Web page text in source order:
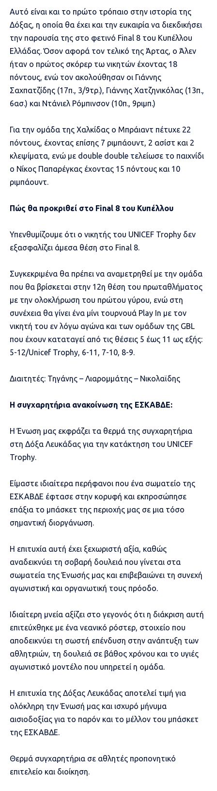
Αυτό είναι και το πρώτο τρόπαιο στην ιστορία της
Δόξας, η οποία θα έχει και την ευκαιρία να διεκδικήσει
την παρουσία της στο φετινό Final 8 του Κυπέλλου
Ελλάδας. Όσον αφορά τον τελικό της Άρτας, ο Άλεν
ήταν ο πρώτος σκόρερ τω νικητών έχοντας 18
πόντους, ενώ τον ακολούθησαν οι Γιάννης
Σαχπατζίδης (17π., 3/9τρ.), Γιάννης Χατζηνικόλας (13π.,
6ασ.) και Ντάνιελ Ρόμπινσον (10π., 9ριμπ.)
Για την ομάδα της Χαλκίδας ο Μπράιαντ πέτυχε 22
πόντους, έχοντας επίσης 7 ριμπάουντ, 2 ασίστ και 2
κλεψίματα, ενώ με double double τελείωσε το παιχνίδι
ο Νίκος Παπαρέγκας έχοντας 15 πόντους και 10
ριμπάουντ.
Πώς θα προκριθεί στο Final 8 του Κυπέλλου
Υπενθυμίζουμε ότι ο νικητής του UNICEF Trophy δεν
εξασφαλίζει άμεσα θέση στο Final 8.
Συγκεκριμένα θα πρέπει να αναμετρηθεί με την ομάδα
που θα βρίσκεται στην 12η θέση του πρωταθλήματος
με την ολοκλήρωση του πρώτου γύρου, ενώ στη
συνέχεια θα γίνει ένα μίνι τουρνουά Play In με τον
νικητή του εν λόγω αγώνα και των ομάδων της GBL
που έχουν καταταγεί από τις θέσεις 5 έως 11 ως εξής:
5-12/Unicef Trophy, 6-11, 7-10, 8-9.
Διαιτητές: Τηγάνης – Λιαρομμάτης – Νικολαϊδης
Η συγχαρητήρια ανακοίνωση της ΕΣΚΑΒΔΕ:
Η Ένωση μας εκφράζει τα θερμά της συγχαρητήρια
στη Δόξα Λευκάδας για την κατάκτηση του UNICEF
Trophy.
Είμαστε ιδιαίτερα περήφανοι που ένα σωματείο της
ΕΣΚΑΒΔΕ έφτασε στην κορυφή και εκπροσώπησε
επάξια το μπάσκετ της περιοχής μας σε μια τόσο
σημαντική διοργάνωση.
Η επιτυχία αυτή έχει ξεχωριστή αξία, καθώς
αναδεικνύει τη σοβαρή δουλειά που γίνεται στα
σωματεία της Ένωσής μας και επιβεβαιώνει τη συνεχή
αγωνιστική και οργανωτική τους πρόοδο.
Ιδιαίτερη μνεία αξίζει στο γεγονός ότι η διάκριση αυτή
επιτεύχθηκε με ένα νεανικό ρόστερ, στοιχείο που
αποδεικνύει τη σωστή επένδυση στην ανάπτυξη των
αθλητριών, τη δουλειά σε βάθος χρόνου και το υγιές
αγωνιστικό μοντέλο που υπηρετεί η ομάδα.
Η επιτυχία της Δόξας Λευκάδας αποτελεί τιμή για
ολόκληρη την Ένωσή μας και ισχυρό μήνυμα
αισιοδοξίας για το παρόν και το μέλλον του μπάσκετ
της ΕΣΚΑΒΔΕ.
Θερμά συγχαρητήρια σε αθλητές προπονητικό
επιτελείο και διοίκηση.